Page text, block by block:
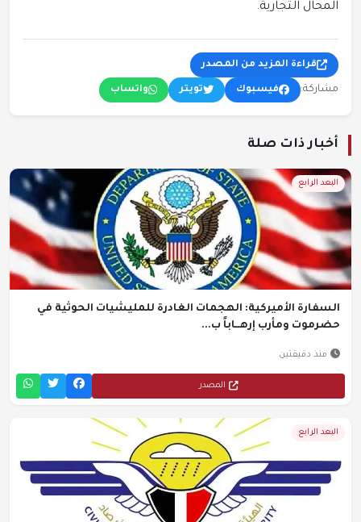
المحال التجارية.
قراءة المزيد من المصدر
مشاركة: فيسبوك تويتر واتساب
أخبار ذات صلة
البعد الرابع
السفارة الأميركية: الهجمات الغادرة للمليشيات الحوثية في
حضرموت ومأرب إرهــاباً ب...
منذ دقيقتين
المصدر
البعد الرابع